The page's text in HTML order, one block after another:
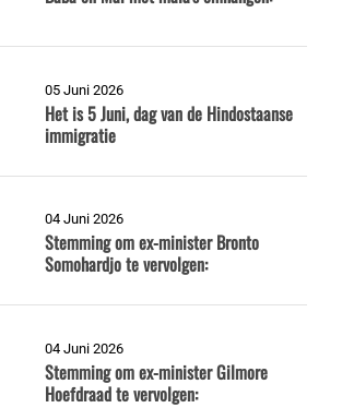
05 Juni 2026
Het is 5 Juni, dag van de Hindostaanse
immigratie
04 Juni 2026
Stemming om ex-minister Bronto
Somohardjo te vervolgen:
04 Juni 2026
Stemming om ex-minister Gilmore
Hoefdraad te vervolgen: